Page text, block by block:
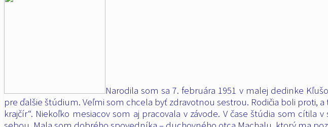
Narodila som sa 7. februára 1951 v malej dedinke
pre ďalšie štúdium. Veľmi som chcela byť zdravotnou sestrou. Rodičia boli proti,
krajčír“. Niekoľko mesiacov som aj pracovala v závode. V čase štúdia som